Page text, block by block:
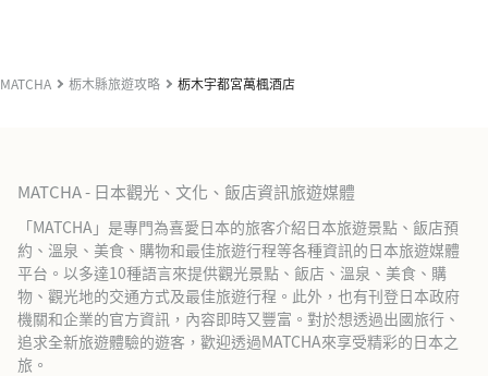
MATCHA 栃木縣旅遊攻略 栃木宇都宮萬楓酒店
MATCHA - 日本觀光、文化、飯店資訊旅遊媒體
「MATCHA」是專門為喜愛日本的旅客介紹日本旅遊景點、飯店預
約、溫泉、美食、購物和最佳旅遊行程等各種資訊的日本旅遊媒體
平台。以多達10種語言來提供觀光景點、飯店、溫泉、美食、購
物、觀光地的交通方式及最佳旅遊行程。此外，也有刊登日本政府
機關和企業的官方資訊，內容即時又豐富。對於想透過出國旅行、
追求全新旅遊體驗的遊客，歡迎透過MATCHA來享受精彩的日本之
旅。